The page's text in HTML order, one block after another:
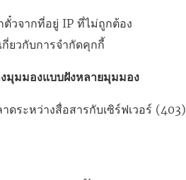
ตั๋วจากที่อยู่ IP ที่ไม่ถูกต้อง
ยวกับการจำกัดคุกกี้
มุมมองแบบฝังหลายมุมมอง
ดระหว่างสื่อสารกับเซิร์ฟเวอร์ (403)